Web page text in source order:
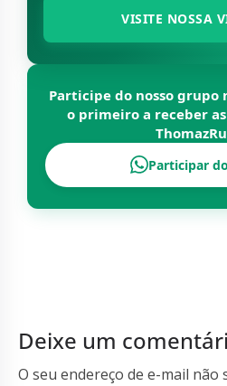
VISITE NOSSA
Participe do nosso grupo
o primeiro a receber
Participar
Deixe um
O seu endereço de e-mail não